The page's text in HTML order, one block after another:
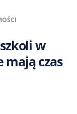
w
mają czas